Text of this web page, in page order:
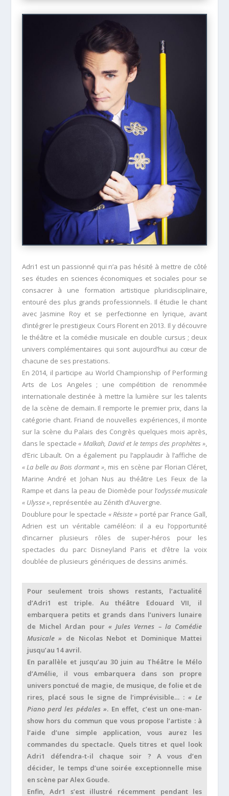
Adri1 est un passionné qui n’a pas hésité à mettre de côté
ses études en sciences économiques et sociales pour se
consacrer à une formation artistique pluridisciplinaire,
entouré des plus grands professionnels. Il étudie le chant
avec Jasmine Roy et se perfectionne en lyrique, avant
d’intégrer le prestigieux Cours Florent en 2013. Il y découvre
le théâtre et la comédie musicale en double cursus ; deux
univers complémentaires qui sont aujourd’hui au cœur de
chacune de ses prestations.
En 2014, il participe au World Championship of Performing
Arts de Los Angeles ; une compétition de renommée
internationale destinée à mettre la lumière sur les talents
de la scène de demain. Il remporte le premier prix, dans la
catégorie chant. Friand de nouvelles expériences, il monte
sur la scène du Palais des Congrès quelques mois après,
dans le spectacle« Malkah, David et le temps des prophètes »,
d’Eric Libault. On a également pu l’applaudir à l’affiche de
« La belle au Bois dormant », mis en scène par Florian Cléret,
Marine André et Johan Nus au théâtre Les Feux de la
Rampe et dans la peau de Diomède pour l’odyssée musicale
« Ulysse », représentée au Zénith d’Auvergne.
Doublure pour le spectacle « Résiste » porté par France Gall,
Adrien est un véritable caméléon: il a eu l’opportunité
d’incarner plusieurs rôles de super-héros pour les
spectacles du parc Disneyland Paris et d’être la voix
doublée de plusieurs génériques de dessins animés.
Pour seulement trois shows restants, l’actualité
d’Adri1 est triple. Au théâtre Edouard VII, il
embarquera petits et grands dans l’univers lunaire
de Michel Ardan pour « Jules Vernes – la Comédie
Musicale » de Nicolas Nebot et Dominique Mattei
jusqu’au 14 avril.
En parallèle et jusqu’au 30 juin au Théâtre le Mélo
d’Amélie, il vous embarquera dans son propre
univers ponctué de magie, de musique, de folie et de
rires, placé sous le signe de l’imprévisible… :« Le
Piano perd les pédales ». En effet, c’est un one-man-
show hors du commun que vous propose l’artiste : à
l’aide d’une simple application, vous aurez les
commandes du spectacle. Quels titres et quel look
Adri1 défendra-t-il chaque soir ? A vous d’en
décider, le temps d’une soirée exceptionnelle mise
en scène par Alex Goude.
Enfin, Adr1 s’est illustré récemment pendant les